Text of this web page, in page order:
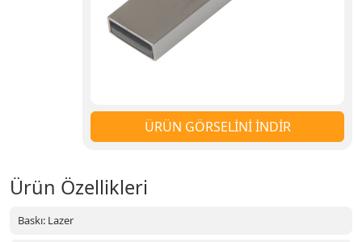
ÜRÜN GÖRSELİNİ İNDİR
Ürün Özellikleri
Baskı: Lazer